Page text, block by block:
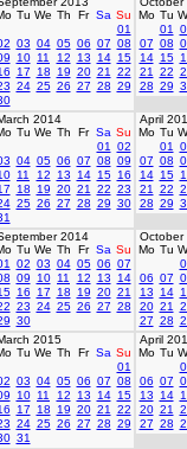
Tu We Th Fr Sa Su
01
03 04 05 06 07 08
10 11 12 13 14 15
17 18 19 20 21
22
24 25 26 27 28 29
Mo Tu
01
07 08
14 15
21
22
28 29
2014
Tu We Th Fr Sa Su
01
02
04 05 06 07 08 09
11 12 13 14 15 16
18 19 20 21 22 23
25 26 27 28 29 30
April
Mo Tu
01
07 08
14 15
21
22
28 29
2014
Tu We Th Fr Sa Su
02 03 04 05 06 07
09 10 11 12 13
14
16 17 18 19 20 21
23 24 25 26 27 28
30
October
Mo Tu
06 07
13
14
20 21
27 28
2015
Tu We Th Fr Sa Su
01
03 04 05 06 07 08
10 11 12 13 14 15
17 18 19 20 21
22
24 25 26 27 28 29
31
April
Mo Tu
06 07
13
14
20 21
27 28